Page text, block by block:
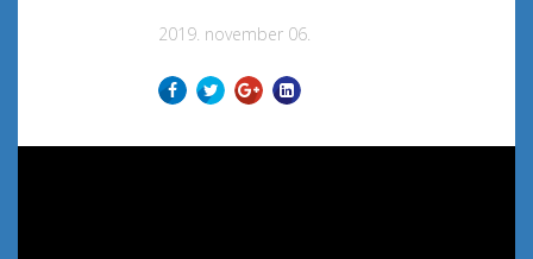
2019. november 06.